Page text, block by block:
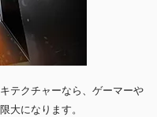
テクチャーなら、ゲーマーや
大になります。